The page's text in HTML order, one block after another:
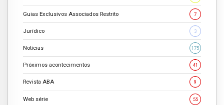
Guias Exclusivos Associados Restrito 7
Jurídico 3
Notícias 175
Próximos acontecimentos 41
Revista ABA 9
Web série 55